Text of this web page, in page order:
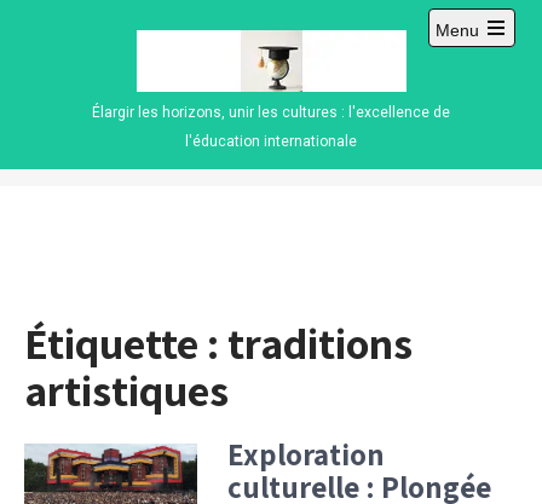
Élargir les horizons, unir les cultures : l'excellence de
l'éducation internationale
Menu
Open
Étiquette : traditions
artistiques
Exploration
culturelle : Plongée